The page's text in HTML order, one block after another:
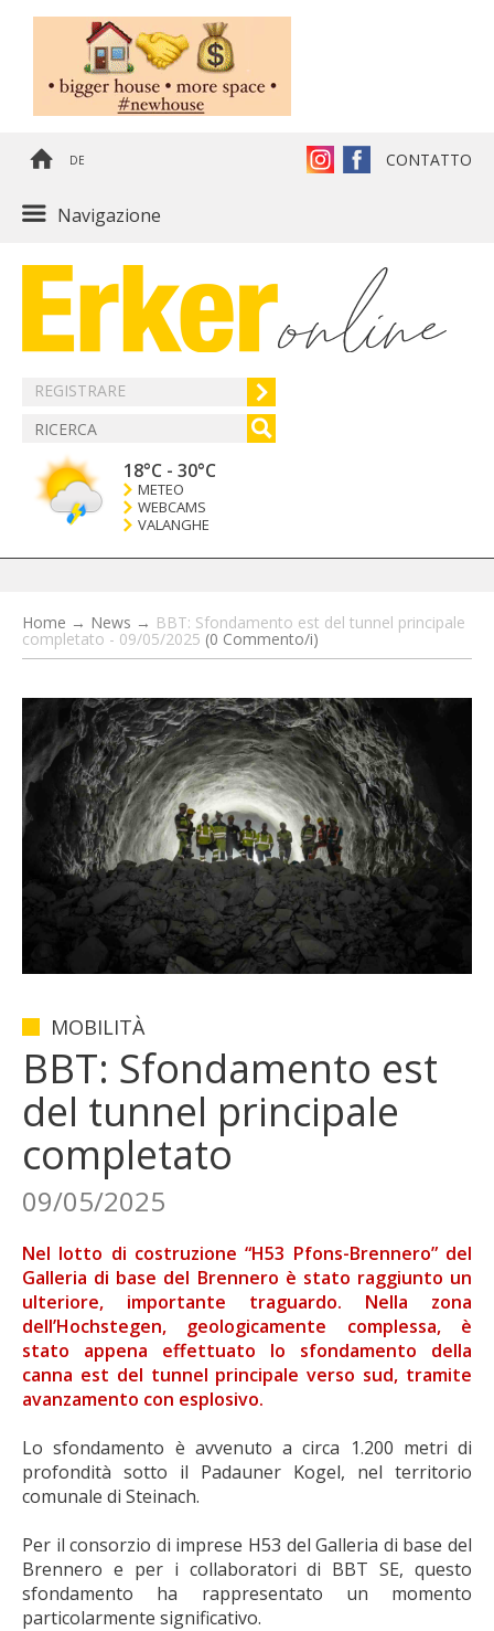
DE CONTATTO
Navigazione
REGISTRARE
18°C - 30°C
METEO
WEBCAMS
VALANGHE
Home → News → BBT: Sfondamento est del tunnel principale
completato - 09/05/2025 (0 Commento/i)
MOBILITÀ
BBT: Sfondamento est
del tunnel principale
completato
09/05/2025
Nel lotto di costruzione “H53 Pfons-Brennero” del
Galleria di base del Brennero è stato raggiunto un
ulteriore, importante traguardo. Nella zona
dell’Hochstegen, geologicamente complessa, è
stato appena effettuato lo sfondamento della
canna est del tunnel principale verso sud, tramite
avanzamento con esplosivo.
Lo sfondamento è avvenuto a circa 1.200 metri di
profondità sotto il Padauner Kogel, nel territorio
comunale di Steinach.
Per il consorzio di imprese H53 del Galleria di base del
Brennero e per i collaboratori di BBT SE, questo
sfondamento ha rappresentato un momento
particolarmente significativo.